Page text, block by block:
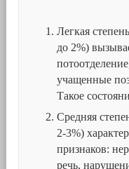
Легкая
до 2%)
учащенные
Такое
Средняя
2-3%)
признаков:
речь,